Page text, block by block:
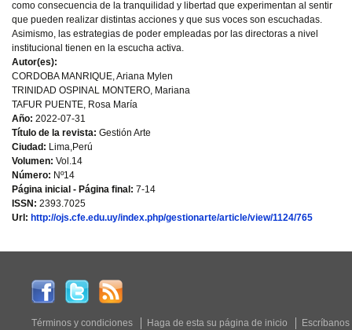
como consecuencia de la tranquilidad y libertad que experimentan al sentir
que pueden realizar distintas acciones y que sus voces son escuchadas.
Asimismo, las estrategias de poder empleadas por las directoras a nivel
institucional tienen en la escucha activa.
Autor(es):
CORDOBA MANRIQUE, Ariana Mylen
TRINIDAD OSPINAL MONTERO, Mariana
TAFUR PUENTE, Rosa María
Año: 2022-07-31
Título de la revista: Gestión Arte
Ciudad: Lima,Perú
Volumen: Vol.14
Número: Nº14
Página inicial - Página final: 7-14
ISSN: 2393.7025
Url: http://ojs.cfe.edu.uy/index.php/gestionarte/article/view/1124/765
Términos y condiciones Haga de esta su página de inicio Escríbanos